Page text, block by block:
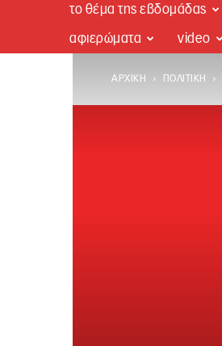
το θέμα της εβδομάδας
αφιερώματα video
ΑΡΧΙΚΉ ΠΟΛΙΤΙΚΉ